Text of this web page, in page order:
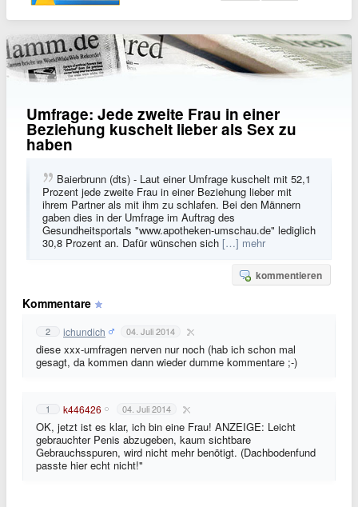
Umfrage: Jede zweite Frau in einer
Beziehung kuschelt lieber als Sex zu
haben
Baierbrunn (dts) - Laut einer Umfrage kuschelt mit 52,1
Prozent jede zweite Frau in einer Beziehung lieber mit
ihrem Partner als mit ihm zu schlafen. Bei den Männern
gaben dies in der Umfrage im Auftrag des
Gesundheitsportals "www.apotheken-umschau.de" lediglich
30,8 Prozent an. Dafür wünschen sich […] mehr
kommentieren
Kommentare
2 ichundich 04. Juli 2014
diese xxx-umfragen nerven nur noch (hab ich schon mal
gesagt, da kommen dann wieder dumme kommentare ;-)
1 k446426 04. Juli 2014
OK, jetzt ist es klar, ich bin eine Frau! ANZEIGE: Leicht
gebrauchter Penis abzugeben, kaum sichtbare
Gebrauchsspuren, wird nicht mehr benötigt. (Dachbodenfund
passte hier echt nicht!"